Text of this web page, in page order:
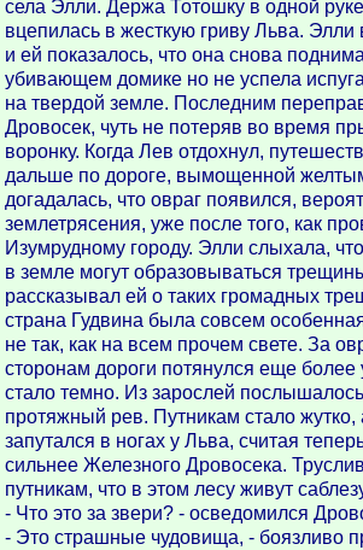
села Элли. Держа Тотошку в одной
вцепилась в жесткую гриву Льва. Элли
и ей показалось, что она снова
убивающем домике но не успела
на твердой земле. Последним
Дровосек, чуть не потеряв во время
воронку. Когда Лев отдохнул,
дальше по дороге, вымощенной
догадалась, что овраг появился,
землетрясения, уже после того, как
Изумрудному городу. Элли слыхала,
в земле могут образовываться
рассказывал ей о таких громадных
страна Гудвина была совсем
не так, как на всем прочем свете. За
сторонам дороги потянулся еще
стало темно. Из зарослей
протяжный рев. Путникам стало
запутался в ногах у Льва, считая
сильнее Железного Дровосека.
путникам, что в этом лесу живут
- Что это за звери? - осведомился
- Это страшные чудовища, - боязливо